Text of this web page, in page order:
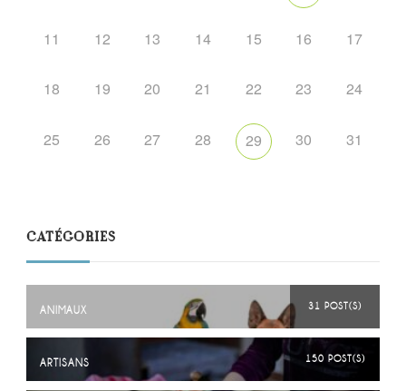
11 12 13 14 15 16 17
18 19 20 21 22 23 24
25 26 27 28 29 30 31
CATÉGORIES
ANIMAUX 31 POST(S)
ARTISANS 150 POST(S)